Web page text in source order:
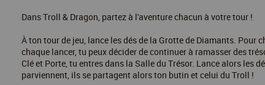
Dans Troll & Dragon, partez à l'aventure chacun à votre tour !
À ton tour de jeu, lance les dés de la Grotte de Diamants.
chaque lancer, tu peux décider de continuer à ramasser des
Clé et Porte, tu entres dans la Salle du Trésor. Lance alors les
parviennent, ils se partagent alors ton butin et celui du Troll !